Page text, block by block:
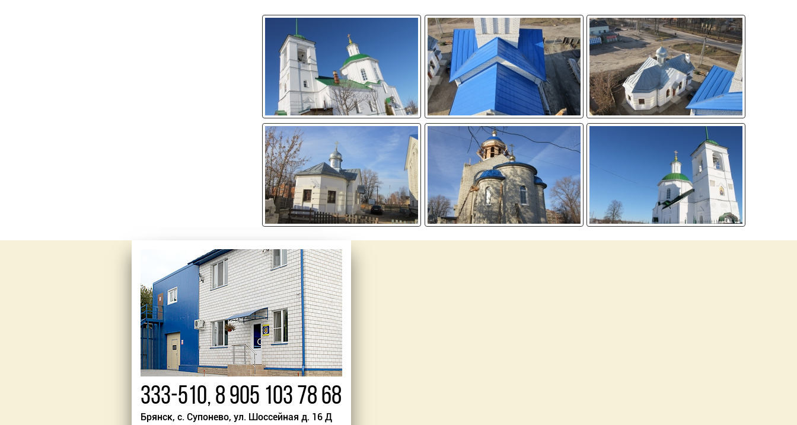
333-510, 8 905 103 78 68
Брянск, с. Супонево, ул. Шоссейная д. 16 Д